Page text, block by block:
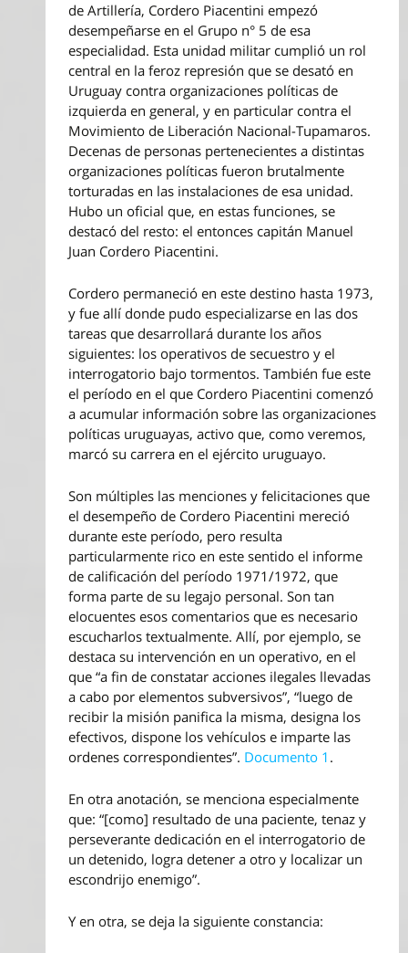
de Artillería, Cordero Piacentini empezó
desempeñarse en el Grupo n° 5 de esa
especialidad. Esta unidad militar cumplió un rol
central en la feroz represión que se desató en
Uruguay contra organizaciones políticas de
izquierda en general, y en particular contra el
Movimiento de Liberación Nacional-Tupamaros.
Decenas de personas pertenecientes a distintas
organizaciones políticas fueron brutalmente
torturadas en las instalaciones de esa unidad.
Hubo un oficial que, en estas funciones, se
destacó del resto: el entonces capitán Manuel
Juan Cordero Piacentini.
Cordero permaneció en este destino hasta 1973,
y fue allí donde pudo especializarse en las dos
tareas que desarrollará durante los años
siguientes: los operativos de secuestro y el
interrogatorio bajo tormentos. También fue este
el período en el que Cordero Piacentini comenzó
a acumular información sobre las organizaciones
políticas uruguayas, activo que, como veremos,
marcó su carrera en el ejército uruguayo.
Son múltiples las menciones y felicitaciones que
el desempeño de Cordero Piacentini mereció
durante este período, pero resulta
particularmente rico en este sentido el informe
de calificación del período 1971/1972, que
forma parte de su legajo personal. Son tan
elocuentes esos comentarios que es necesario
escucharlos textualmente. Allí, por ejemplo, se
destaca su intervención en un operativo, en el
que “a fin de constatar acciones ilegales llevadas
a cabo por elementos subversivos”, “luego de
recibir la misión panifica la misma, designa los
efectivos, dispone los vehículos e imparte las
ordenes correspondientes”. Documento 1 .
En otra anotación, se menciona especialmente
que: “[como] resultado de una paciente, tenaz y
perseverante dedicación en el interrogatorio de
un detenido, logra detener a otro y localizar un
escondrijo enemigo”.
Y en otra, se deja la siguiente constancia: